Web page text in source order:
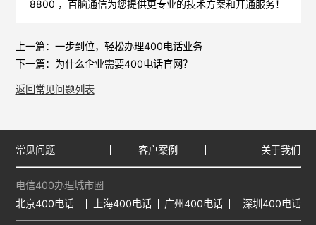
8800 ，百脑通信为您提供更专业的技术方案和开通服务！
上一篇： 一步到位，轻松办理400电话业务
下一篇： 为什么企业需要400电话官网？
返回常见问题列表
常见问题 客户案例 关于我们
电信400办理城市圈
北京400电话
上海400电话 广州400电话 深圳400电话